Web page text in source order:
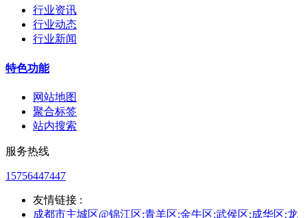
行业资讯
行业动态
行业新闻
特色功能
网站地图
聚合标签
站内搜索
服务热线
15756447447
友情链接 :
成都市主城区@锦江区;青羊区;金牛区;武侯区;成华区;龙